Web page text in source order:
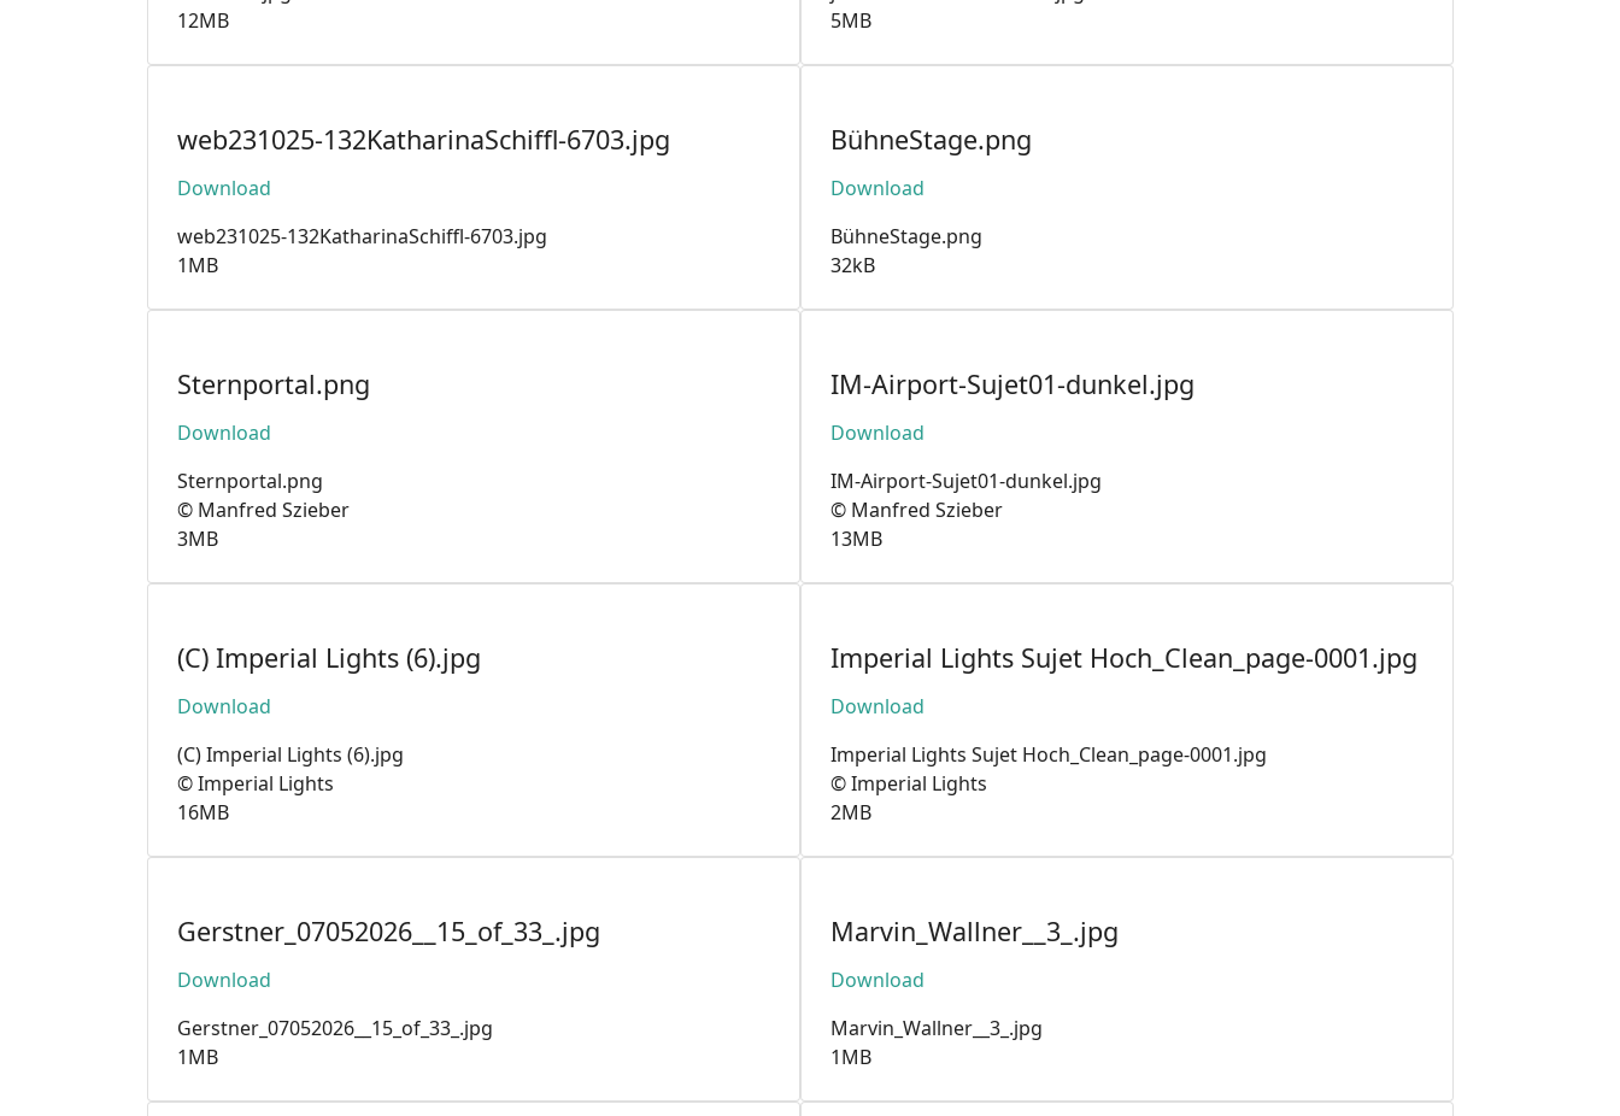
12MB
5MB
web231025-132KatharinaSchiffl-6703.jpg
Download
web231025-132KatharinaSchiffl-6703.jpg
1MB
BühneStage.png
Download
BühneStage.png
32kB
Sternportal.png
Download
Sternportal.png
© Manfred Szieber
3MB
IM-Airport-Sujet01-dunkel.jpg
Download
IM-Airport-Sujet01-dunkel.jpg
© Manfred Szieber
13MB
(C) Imperial Lights (6).jpg
Download
(C) Imperial Lights (6).jpg
© Imperial Lights
16MB
Imperial Lights Sujet Hoch_Clean_page-0001.jpg
Download
Imperial Lights Sujet Hoch_Clean_page-0001.jpg
© Imperial Lights
2MB
Gerstner_07052026__15_of_33_.jpg
Download
Gerstner_07052026__15_of_33_.jpg
1MB
Marvin_Wallner__3_.jpg
Download
Marvin_Wallner__3_.jpg
1MB